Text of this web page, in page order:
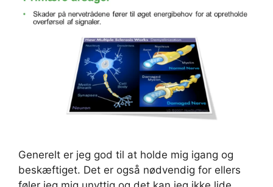
Generelt er jeg god til at holde mig igang og
beskæftiget. Det er også nødvendig for ellers